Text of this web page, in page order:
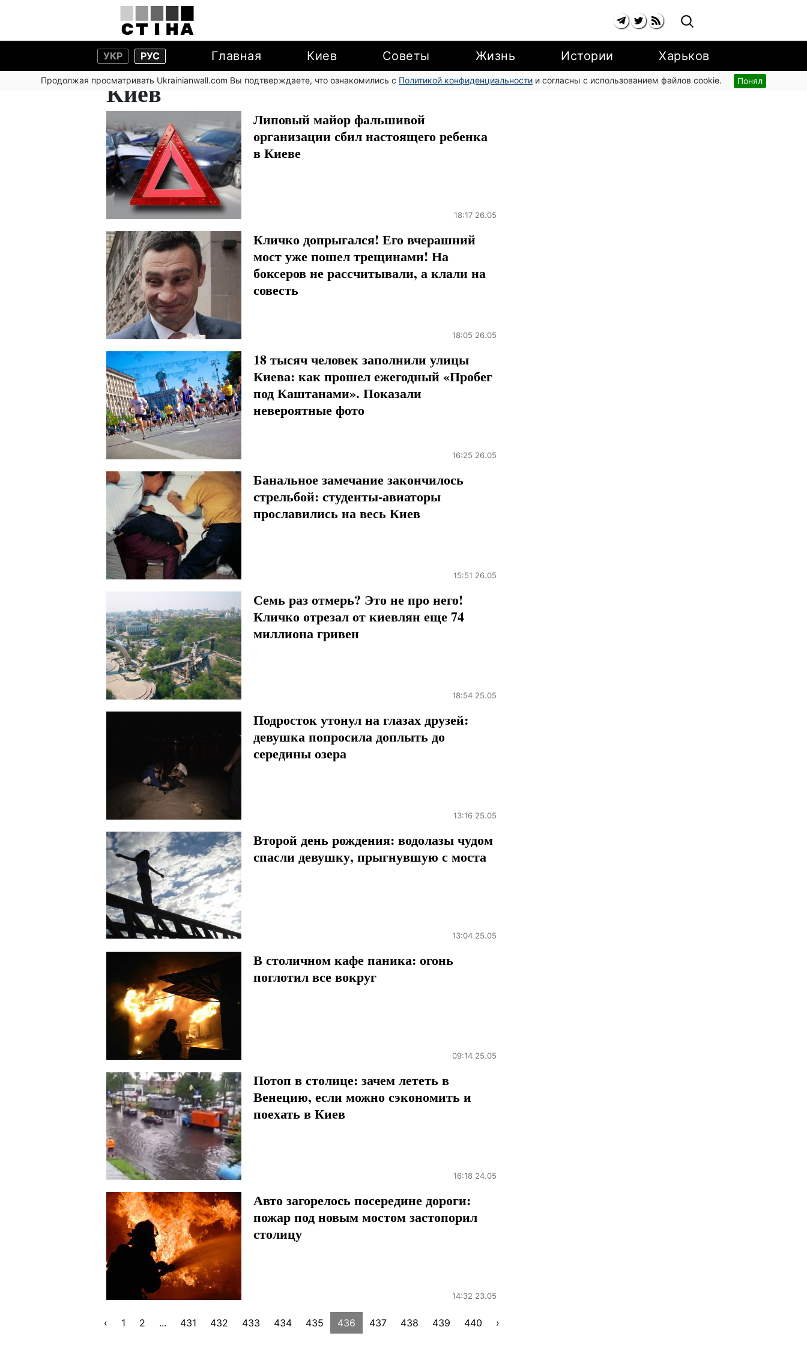
УКР РУС Главная Киев Советы Жизнь Истории Харьков
Продолжая просматривать Ukrainianwall.com Вы подтверждаете, что ознакомились с Политикой конфиденциальности и согласны с использованием файлов cookie. Понял
Киев
Липовый майор фальшивой
организации сбил настоящего ребенка
в Киеве
18:17 26.05
Кличко допрыгался! Его вчерашний
мост уже пошел трещинами! На
боксеров не рассчитывали, а клали на
совесть
18:05 26.05
18 тысяч человек заполнили улицы
Киева: как прошел ежегодный «Пробег
под Каштанами». Показали
невероятные фото
16:25 26.05
Банальное замечание закончилось
стрельбой: студенты-авиаторы
прославились на весь Киев
15:51 26.05
Семь раз отмерь? Это не про него!
Кличко отрезал от киевлян еще 74
миллиона гривен
18:54 25.05
Подросток утонул на глазах друзей:
девушка попросила доплыть до
середины озера
13:16 25.05
Второй день рождения: водолазы чудом
спасли девушку, прыгнувшую с моста
13:04 25.05
В столичном кафе паника: огонь
поглотил все вокруг
09:14 25.05
Потоп в столице: зачем лететь в
Венецию, если можно сэкономить и
поехать в Киев
16:18 24.05
Авто загорелось посередине дороги:
пожар под новым мостом застопорил
столицу
14:32 23.05
‹ 1 2 ... 431 432 433 434 435 436 437 438 439 440 ›